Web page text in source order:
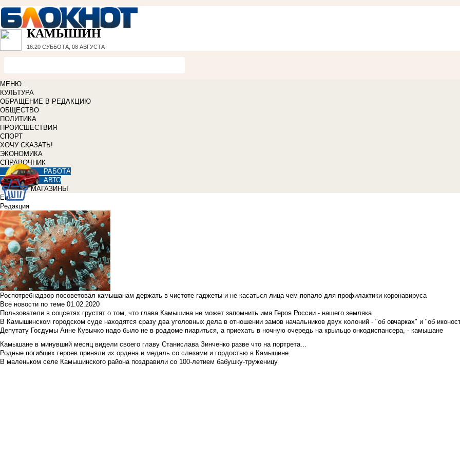
КАМЫШИН
16:20 СУББОТА, 08 АВГУСТА
МЕНЮ
КУЛЬТУРА
ОБРАЩЕНИЕ В РЕДАКЦИЮ
ОБЩЕСТВО
ПОЛИТИКА
ПРОИСШЕСТВИЯ
СПОРТ
ХОЧУ СКАЗАТЬ!
ЭКОНОМИКА
СПРАВОЧНИК
РАБОТА
АВТО
МАГАЗИНЫ
Еще
Редакция
Роспотребнадзор посоветовал камышанам держать в чистоте гаджеты и не касаться лица чем попало для профилактики коронавируса
Все новости по теме 01.02.2020
Пользователи в соцсетях грустят о том, что глава Камышина не может запомнить имя Героя России - нашего земляка
В Камышинском городском суде находятся сразу два уголовных дела в отношении замов начальников двух колоний - "об овчарках" и "об
Депутату Госдумы Анне Кувычко надо было не в роддоме пиариться, а приехать в ночную очередь на крыльцо онкодиспансера, - камышане
Камышане в минувший месяц видели своего главу Станислава Зинченко разве что на портрета...
Родные погибших героев приняли их ордена и медаль со слезами и гордостью в Камышине
В маленьком селе Камышинского района поздравили со 100-летием бабушку-труженицу